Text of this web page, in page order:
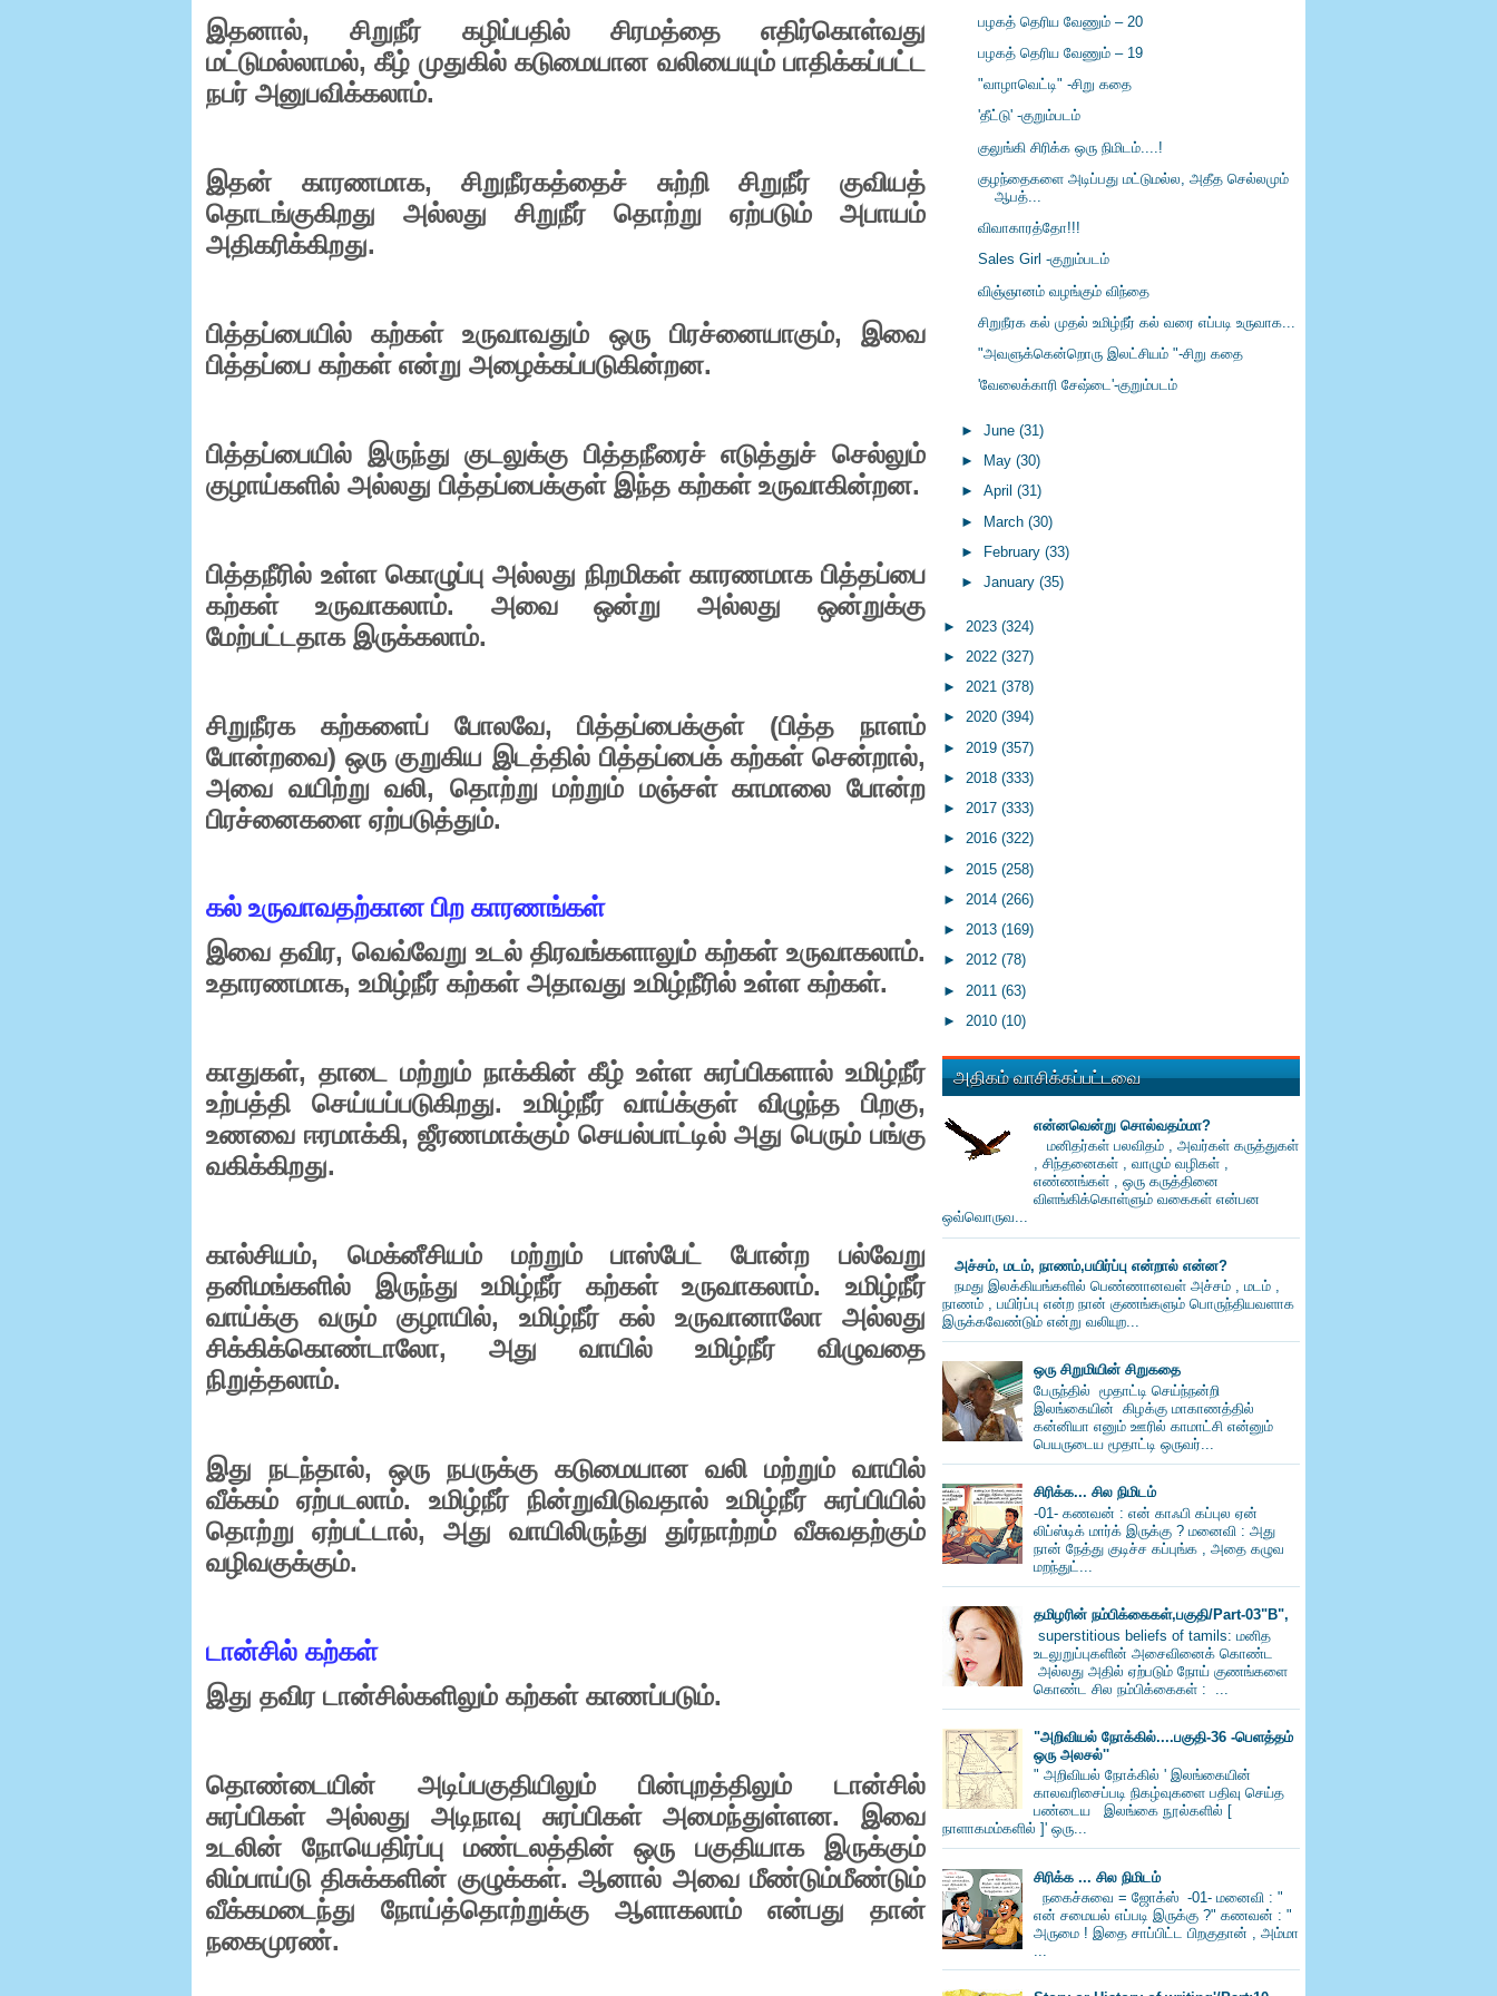
இதனால்,சிறுநீர் கழிப்பதில் சிரமத்தை
எதிர்கொள்வது
மட்டுமல்லாமல்,கீழ் முதுகில் கடுமையான வலியையும் பாதிக்கப்பட்ட
நபர் அனுபவிக்கலாம்.
இதன் காரணமாக,சிறுநீரகத்தைச் சுற்றி சிறுநீர்
குவியத்
தொடங்குகிறது
அல்லது சிறுநீர் தொற்று ஏற்படும்
அபாயம்
அதிகரிக்கிறது.
பித்தப்பையில் கற்கள் உருவாவதும் ஒரு பிரச்னையாகும்,இவை
பித்தப்பை கற்கள் என்று அழைக்கப்படுகின்றன.
பித்தப்பையில் இருந்து குடலுக்கு பித்தநீரைச் எடுத்துச் செல்லும்
குழாய்களில் அல்லது பித்தப்பைக்குள் இந்த கற்கள் உருவாகின்றன.
பித்தநீரில் உள்ள கொழுப்பு அல்லது நிறமிகள் காரணமாக பித்தப்பை
கற்கள்
உருவாகலாம். அவை ஒன்று அல்லது
ஒன்றுக்கு
மேற்பட்டதாக இருக்கலாம்.
சிறுநீரக கற்களைப் போலவே,பித்தப்பைக்குள்(பித்த
நாளம்
போன்றவை)ஒரு குறுகிய இடத்தில் பித்தப்பைக் கற்கள் சென்றால்,
அவை வயிற்று வலி, தொற்று மற்றும் மஞ்சள் காமாலை போன்ற
பிரச்னைகளை ஏற்படுத்தும்.
கல் உருவாவதற்கான பிற காரணங்கள்
இவை தவிர, வெவ்வேறு உடல் திரவங்களாலும் கற்கள் உருவாகலாம்.
உதாரணமாக, உமிழ்நீர் கற்கள் அதாவது உமிழ்நீரில் உள்ள கற்கள்.
காதுகள், தாடை மற்றும் நாக்கின் கீழ் உள்ள சுரப்பிகளால் உமிழ்நீர்
உற்பத்தி
செய்யப்படுகிறது. உமிழ்நீர் வாய்க்குள் விழுந்த பிறகு,
உணவை ஈரமாக்கி, ஜீரணமாக்கும் செயல்பாட்டில் அது பெரும் பங்கு
வகிக்கிறது.
கால்சியம், மெக்னீசியம் மற்றும் பாஸ்பேட் போன்ற
பல்வேறு
தனிமங்களில்
இருந்து உமிழ்நீர் கற்கள் உருவாகலாம்.உமிழ்நீர்
வாய்க்கு
வரும் குழாயில், உமிழ்நீர் கல் உருவானாலோ
அல்லது
சிக்கிக்கொண்டாலோ, அது வாயில் உமிழ்நீர்
விழுவதை
நிறுத்தலாம்.
இது நடந்தால், ஒரு நபருக்கு கடுமையான வலி மற்றும் வாயில்
வீக்கம்
ஏற்படலாம். உமிழ்நீர் நின்றுவிடுவதால் உமிழ்நீர்
சுரப்பியில்
தொற்று
ஏற்பட்டால், அது வாயிலிருந்து துர்நாற்றம்
வீசுவதற்கும்
வழிவகுக்கும்.
டான்சில் கற்கள்
இது தவிர டான்சில்களிலும் கற்கள் காணப்படும்.
தொண்டையின் அடிப்பகுதியிலும் பின்புறத்திலும்
டான்சில்
சுரப்பிகள்
அல்லது அடிநாவு சுரப்பிகள் அமைந்துள்ளன. இவை
உடலின்
நோயெதிர்ப்பு மண்டலத்தின் ஒரு பகுதியாக
இருக்கும்
லிம்பாய்டு திசுக்களின் குழுக்கள்.ஆனால் அவை மீண்டும்மீண்டும்
வீக்கமடைந்து
நோய்த்தொற்றுக்கு ஆளாகலாம் என்பது
தான்
நகைமுரண்.
பழகத் தெரிய வேணும் – 20
பழகத் தெரிய வேணும் – 19
"வாழாவெட்டி" -சிறு கதை
'தீட்டு' -குறும்படம்
குலுங்கி சிரிக்க ஒரு நிமிடம்....!
குழந்தைகளை அடிப்பது மட்டுமல்ல, அதீத செல்லமும்
ஆபத்...
விவாகாரத்தோ!!!
Sales Girl -குறும்படம்
விஞ்ஞானம் வழங்கும் விந்தை
சிறுநீரக கல் முதல் உமிழ்நீர் கல் வரை எப்படி உருவாக...
"அவளுக்கென்றொரு இலட்சியம் "-சிறு கதை
'வேலைக்காரி சேஷ்டை'-குறும்படம்
► June (31)
►
May (30)
► April (31)
► March (30)
►
February (33)
► January (35)
► 2023 (324)
► 2022 (327)
► 2021 (378)
► 2020 (394)
► 2019 (357)
► 2018 (333)
► 2017 (333)
► 2016 (322)
► 2015 (258)
► 2014 (266)
► 2013 (169)
► 2012 (78)
► 2011 (63)
► 2010 (10)
அதிகம் வாசிக்கப்பட்டவை
என்னவென்று சொல்வதம்மா?
மனிதர்கள் பலவிதம் , அவர்கள் கருத்துகள்
, சிந்தனைகள் , வாழும் வழிகள் ,
எண்ணங்கள் , ஒரு கருத்தினை
விளங்கிக்கொள்ளும் வகைகள் என்பன
ஒவ்வொருவ...
அச்சம், மடம், நாணம்,பயிர்ப்பு என்றால் என்ன?
நமது இலக்கியங்களில் பெண்ணானவள் அச்சம் , மடம் ,
நாணம் , பயிர்ப்பு என்ற நான் குணங்களும் பொருந்தியவளாக
இருக்கவேண்டும் என்று வலியுற...
ஒரு சிறுமியின் சிறுகதை
பேருந்தில் மூதாட்டி செய்ந்நன்றி
இலங்கையின் கிழக்கு மாகாணத்தில்
கன்னியா எனும் ஊரில் காமாட்சி என்னும்
பெயருடைய மூதாட்டி ஒருவர்...
சிரிக்க... சில நிமிடம்
-01- கணவன் : என் காஃபி கப்புல ஏன்
லிப்ஸ்டிக் மார்க் இருக்கு ? மனைவி : அது
நான் நேத்து குடிச்ச கப்புங்க , அதை கழுவ
மறந்துட்...
தமிழரின் நம்பிக்கைகள்,பகுதி/Part-03"B",
superstitious beliefs of tamils: மனித
உடலுறுப்புகளின் அசைவினைக் கொண்ட
அல்லது அதில் ஏற்படும் நோய் குணங்களை
கொண்ட சில நம்பிக்கைகள் : ...
"அறிவியல் நோக்கில்....பகுதி-36 -பெளத்தம்
ஒரு அலசல்''
" அறிவியல் நோக்கில் ' இலங்கையின்
காலவரிசைப்படி நிகழ்வுகளை பதிவு செய்த
பண்டைய இலங்கை நூல்களில் [
நாளாகமம்களில் ]' ஒரு...
சிரிக்க ... சில நிமிடம்
நகைச்சுவை = ஜோக்ஸ் -01- மனைவி : "
என் சமையல் எப்படி இருக்கு ?" கணவன் : "
அருமை ! இதை சாப்பிட்ட பிறகுதான் , அம்மா
...